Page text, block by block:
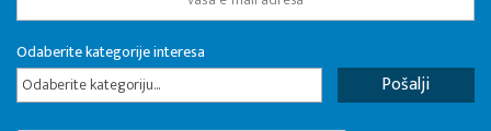
Odaberite kategorije interesa
Odaberite kategoriju...